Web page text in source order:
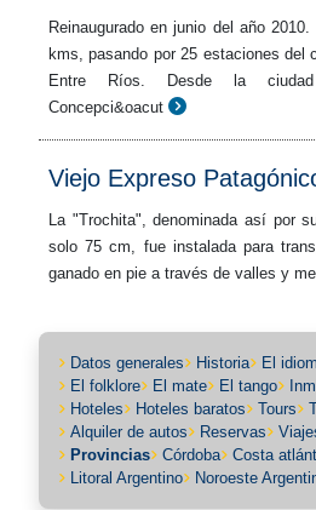
Reinaugurado en junio del año
kms, pasando por 25 estaciones del
Entre Ríos. Desde la
Concepci&oacut
Viejo Expreso
La "Trochita", denominada así por
solo 75 cm, fue instalada para
ganado en pie a través de valles y
Datos generales Historia El
El folklore
El mate El tango
Hoteles
Hoteles baratos Tours
Alquiler de autos
Reservas
Provincias
Córdoba Costa
Litoral Argentino
Noroeste